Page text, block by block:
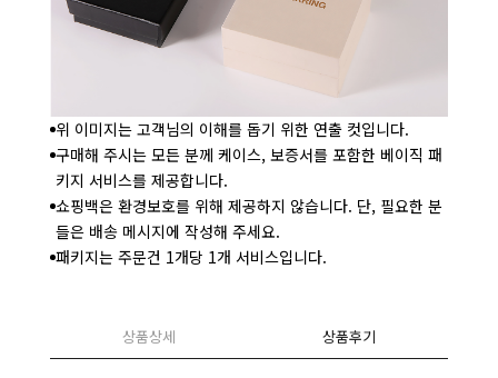
위 이미지는 고객님의 이해를 돕기 위한 연출 컷입니다.
구매해 주시는 모든 분께 케이스, 보증서를 포함한 베이직 패
키지 서비스를 제공합니다.
쇼핑백은 환경보호를 위해 제공하지 않습니다. 단, 필요한 분
들은 배송 메시지에 작성해 주세요.
패키지는 주문건 1개당 1개 서비스입니다.
상품상세 상품후기